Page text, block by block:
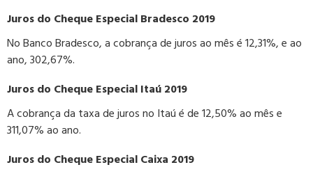
Juros do Cheque Especial Bradesco 2019
No Banco Bradesco, a cobrança de juros ao mês é 12,31%, e ao
ano, 302,67%.
Juros do Cheque Especial Itaú 2019
A cobrança da taxa de juros no Itaú é de 12,50% ao mês e
311,07% ao ano.
Juros do Cheque Especial Caixa 2019